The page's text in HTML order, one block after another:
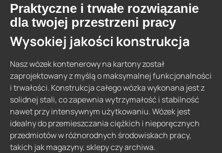
Praktyczne i trwałe rozwiązanie
dla twojej przestrzeni pracy
Wysokiej jakości konstrukcja
Nasz wózek kontenerowy na kartony został
zaprojektowany z myślą o maksymalnej funkcjonalności
i trwałości. Konstrukcja całego wózka wykonana jest z
solidnej stali, co zapewnia wytrzymałość i stabilność
nawet przy intensywnym użytkowaniu. Wózek jest
idealny do przemieszczania ciężkich i nieporęcznych
przedmiotów w różnorodnych środowiskach pracy,
takich jak magazyny, sklepy czy archiwa.